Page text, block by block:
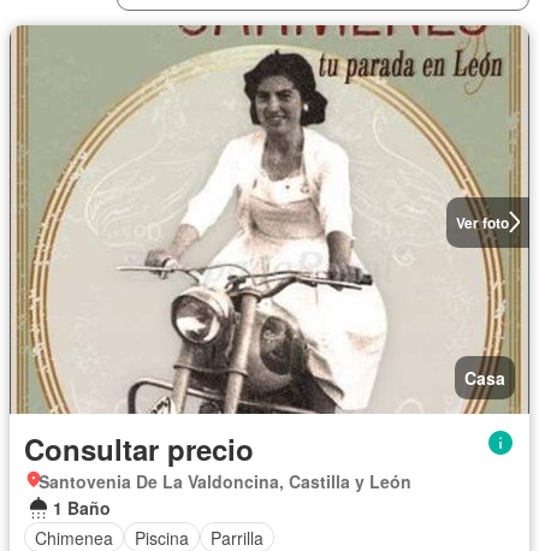
Ver foto
Casa
Consultar precio
Santovenia De La Valdoncina, Castilla y León
1 Baño
Chimenea
Piscina Parrilla